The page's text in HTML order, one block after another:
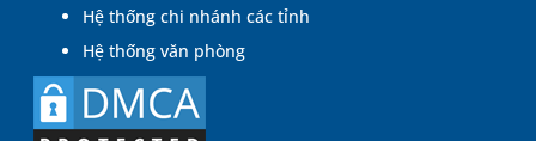
Hệ thống chi nhánh các tỉnh
Hệ thống văn phòng